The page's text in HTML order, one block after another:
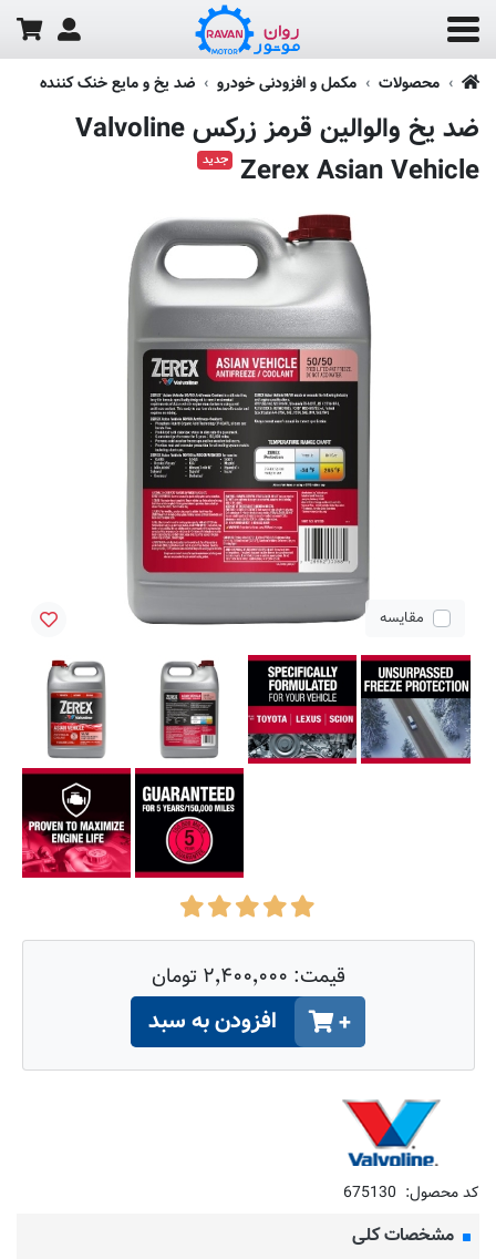
محصولات مکمل و افزودنی خودرو ضد یخ و مایع خنک کننده
ضد یخ والوالین قرمز زرکس Valvoline
Zerex Asian Vehicle
جدید
مقایسه
قیمت: ۲٬۴۰۰٬۰۰۰ تومان
+ افزودن به سبد
کد محصول: 675130
مشخصات کلی